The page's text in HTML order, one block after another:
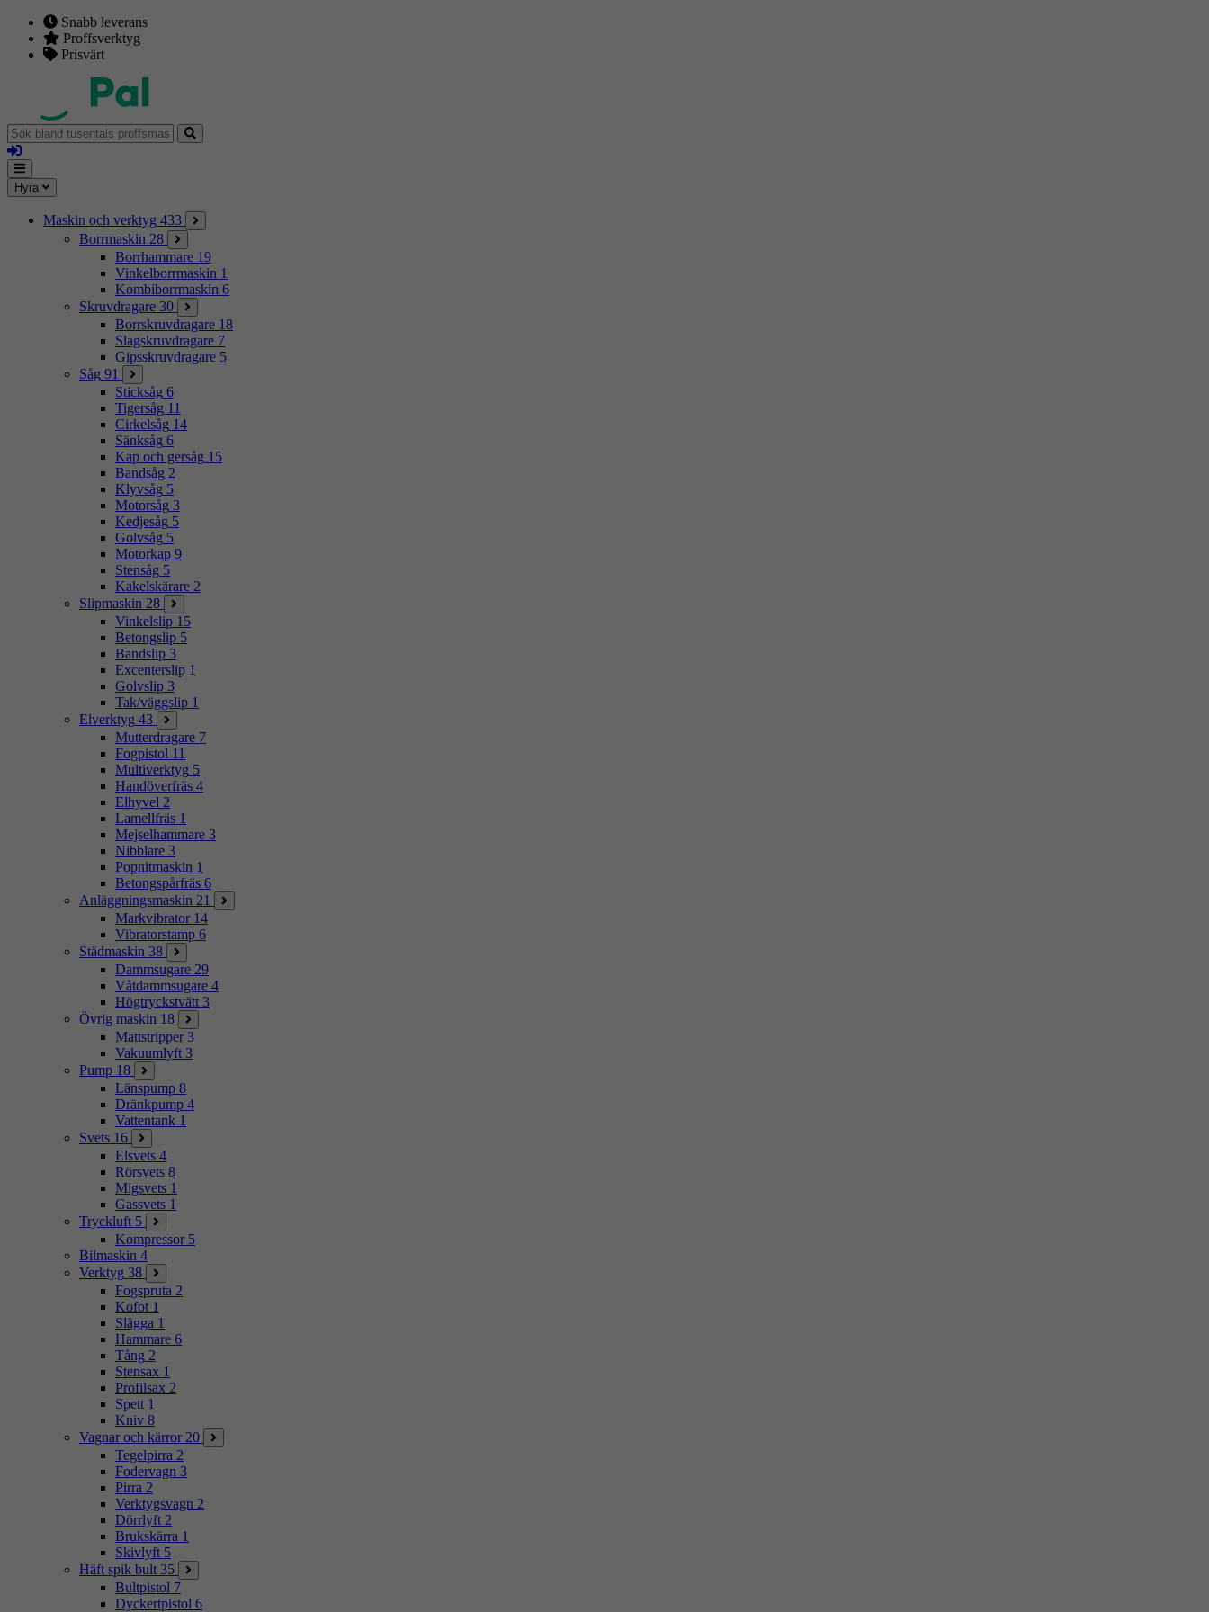
Snabb leverans
Proffsverktyg
Prisvärt
Sök
bland
tusentals
proffsmaskiner
Logga
in
Mina
sidor
Meny
Hyra
Maskin och verktyg 433
Borrmaskin 28
Borrhammare 19
Vinkelborrmaskin 1
Kombiborrmaskin 6
Skruvdragare 30
Borrskruvdragare 18
Slagskruvdragare 7
Gipsskruvdragare 5
Såg 91
Sticksåg 6
Tigersåg 11
Cirkelsåg 14
Sänksåg 6
Kap och gersåg 15
Bandsåg 2
Klyvsåg 5
Motorsåg 3
Kedjesåg 5
Golvsåg 5
Motorkap 9
Stensåg 5
Kakelskärare 2
Slipmaskin 28
Vinkelslip 15
Betongslip 5
Bandslip 3
Excenterslip 1
Golvslip 3
Tak/väggslip 1
Elverktyg 43
Mutterdragare 7
Fogpistol 11
Multiverktyg 5
Handöverfräs 4
Elhyvel 2
Lamellfräs 1
Mejselhammare 3
Nibblare 3
Popnitmaskin 1
Betongspårfräs 6
Anläggningsmaskin 21
Markvibrator 14
Vibratorstamp 6
Städmaskin 38
Dammsugare 29
Våtdammsugare 4
Högtryckstvätt 3
Övrig maskin 18
Mattstripper 3
Vakuumlyft 3
Pump 18
Länspump 8
Dränkpump 4
Vattentank 1
Svets 16
Elsvets 4
Rörsvets 8
Migsvets 1
Gassvets 1
Tryckluft 5
Kompressor 5
Bilmaskin 4
Verktyg 38
Fogspruta 2
Kofot 1
Slägga 1
Hammare 6
Tång 2
Stensax 1
Profilsax 2
Spett 1
Kniv 8
Vagnar och kärror 20
Tegelpirra 2
Fodervagn 3
Pirra 2
Verktygsvagn 2
Dörrlyft 2
Brukskärra 1
Skivlyft 5
Häft spik bult 35
Bultpistol 7
Dyckertpistol 6